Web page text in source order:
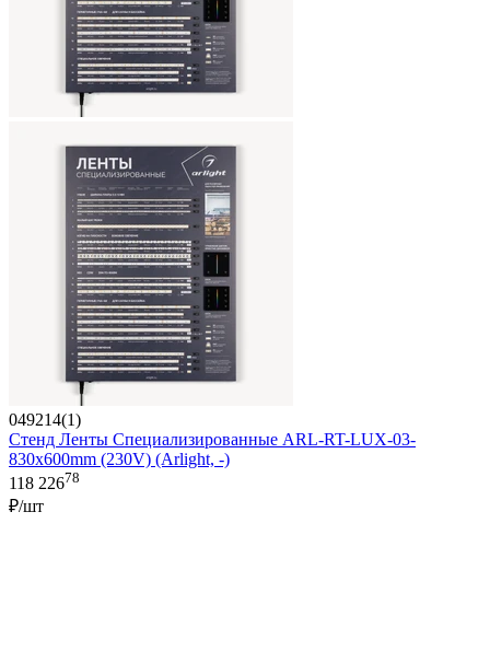
049214(1)
Стенд Ленты Специализированные ARL-RT-LUX-03-
830x600mm (230V) (Arlight, -)
118 22678
₽/шт